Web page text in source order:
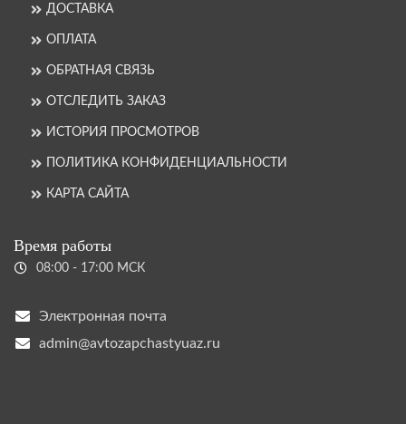
ДОСТАВКА
ОПЛАТА
ОБРАТНАЯ СВЯЗЬ
ОТСЛЕДИТЬ ЗАКАЗ
ИСТОРИЯ ПРОСМОТРОВ
ПОЛИТИКА КОНФИДЕНЦИАЛЬНОСТИ
КАРТА САЙТА
Время работы
08:00 - 17:00 МСК
Электронная почта
admin@avtozapchastyuaz.ru